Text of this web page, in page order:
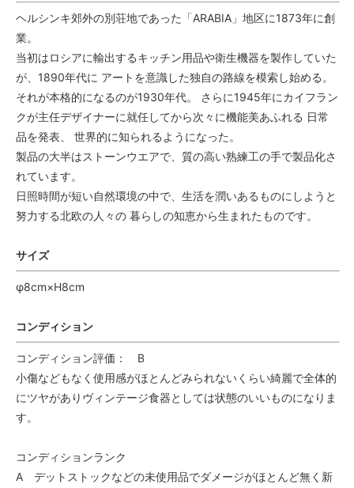
ヘルシンキ郊外の別荘地であった「ARABIA」地区に1873年に創
業。
当初はロシアに輸出するキッチン用品や衛生機器を製作していた
が、1890年代に アートを意識した独自の路線を模索し始める。
それが本格的になるのが1930年代。 さらに1945年にカイフラン
クが主任デザイナーに就任してから次々に機能美あふれる 日常
品を発表、 世界的に知られるようになった。
製品の大半はストーンウエアで、質の高い熟練工の手で製品化さ
れています。
日照時間が短い自然環境の中で、生活を潤いあるものにしようと
努力する北欧の人々の 暮らしの知恵から生まれたものです。
サイズ
φ8cm×H8cm
コンディション
コンディション評価： B
小傷などもなく使用感がほとんどみられないくらい綺麗で全体的
にツヤがありヴィンテージ食器としては状態のいいものになりま
す。
コンディションランク
A デットストックなどの未使用品でダメージがほとんど無く新